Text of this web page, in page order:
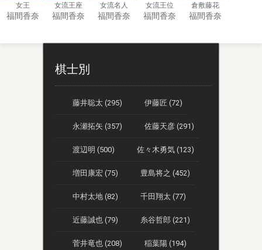
女王
福間香奈
女流王座
福間香奈
女流名人
福間香奈
女流王位
福間香奈
倉敷藤花
福間香奈
棋士別
藤井聡太 (295) 伊藤匠 (72)
永瀬拓矢 (357) 佐藤天彦 (291)
渡辺明 (500) 佐々木勇気 (123)
増田康宏 (75) 豊島将之 (452)
中村太地 (82) 千田翔太 (77)
近藤誠也 (79) 糸谷哲郎 (221)
菅井竜也 (208) 稲葉陽 (194)